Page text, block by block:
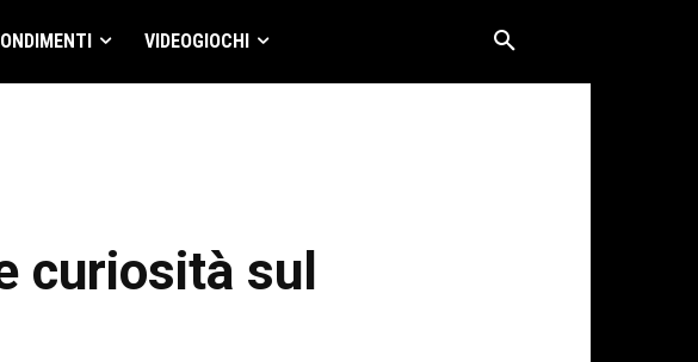
VIDEOGIOCHI
curiosità sul